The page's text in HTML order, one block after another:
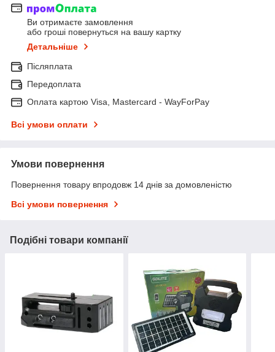
Ви отримаєте замовлення
або гроші повернуться на вашу картку
Детальніше
Післяплата
Передоплата
Оплата картою Visa, Mastercard - WayForPay
Всі умови оплати
Умови повернення
Повернення товару впродовж 14 днів за домовленістю
Всі умови повернення
Подібні товари компанії